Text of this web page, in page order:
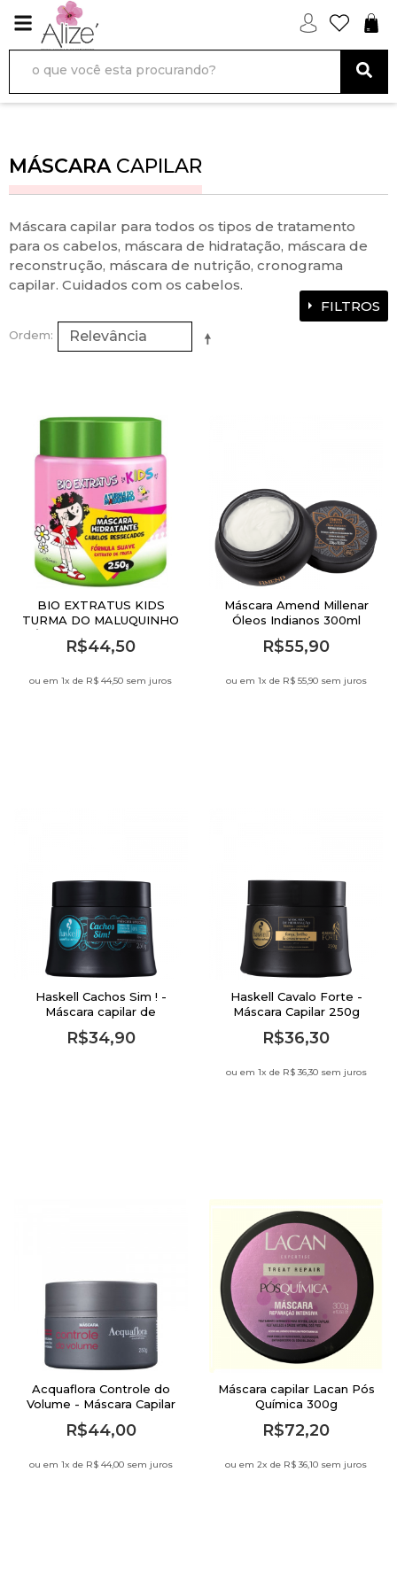
MÁSCARACAPILAR
Máscara capilar para todos os tipos de tratamento
para os cabelos, máscara de hidratação, máscara de
reconstrução, máscara de nutrição, cronograma
capilar. Cuidados com os cabelos.
FILTROS
Ordem
BIO EXTRATUS KIDS
TURMA DO MALUQUINHO
MÁSCARA HIDRATANTE -
250G
R$44,50
ou em 1x de R$ 44,50 sem juros
Máscara Amend Millenar
Óleos Indianos 300ml
R$55,90
ou em 1x de R$ 55,90 sem juros
Haskell Cachos Sim ! -
Máscara capilar de
Hidratação 250g
R$34,90
Haskell Cavalo Forte -
Máscara Capilar 250g
R$36,30
ou em 1x de R$ 36,30 sem juros
Acquaflora Controle do
Volume - Máscara Capilar
R$44,00
ou em 1x de R$ 44,00 sem juros
Máscara capilar Lacan Pós
Química 300g
R$72,20
ou em 2x de R$ 36,10 sem juros